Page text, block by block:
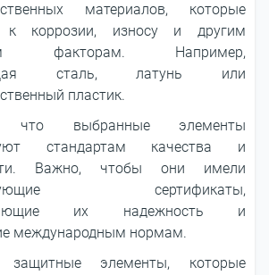
материалов, которые
к коррозии, износу и другим
факторам. Например,
сталь, латунь или
пластик.
что выбранные элементы
стандартам качества и
Важно, чтобы они имели
сертификаты,
их надежность и
международным нормам.
защитные элементы, которые